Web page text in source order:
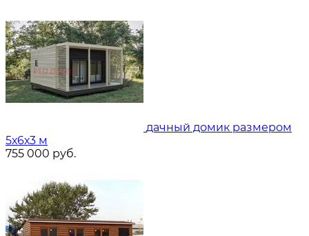
дачный домик размером
5х6х3 м
755 000 руб.